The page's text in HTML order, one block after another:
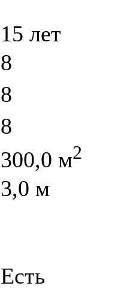
15 лет
8
8
8
300,0 м2
3,0 м
Есть